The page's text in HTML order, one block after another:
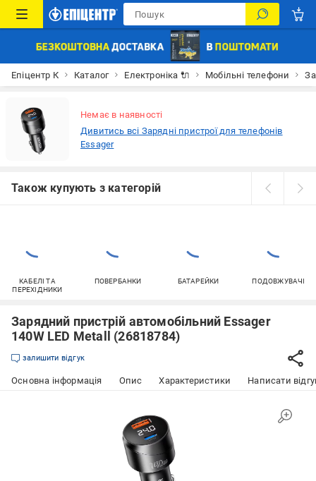
Епіцентр К Каталог Електроніка 🔌 Мобільні телефони
Немає в наявності
Дивитись всі Зарядні пристрої для телефонів
Essager
Також купують з категорій
КАБЕЛІ ТА
ПЕРЕХІДНИКИ
ПОВЕРБАНКИ БАТАРЕЙКИ ПОДОВЖУВАЧІ
Зарядний пристрій автомобільний Essager
140W LED Metall (26818784)
залишити відгук
Основна інформація Опис Характеристики Написати